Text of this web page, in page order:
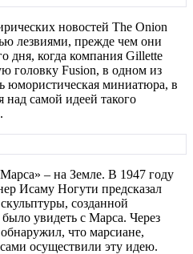
новостей The Onion
лезвиями, прежде чем они
дня, когда компания Gillette
головку Fusion, в одном из
юмористическая миниатюра, в
над самой идеей такого
– на Земле. В 1947 году
Исаму Ногути предсказал
созданной
увидеть с Марса. Через
что марсиане,
осуществили эту идею.